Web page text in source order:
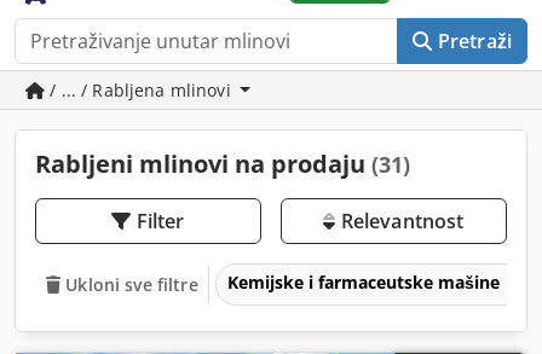
Pretraži
/ ... / Rabljena mlinovi
Rabljeni mlinovi na prodaju (31)
Filter Relevantnost
Ukloni sve filtre Kemijske i farmaceutske mašine